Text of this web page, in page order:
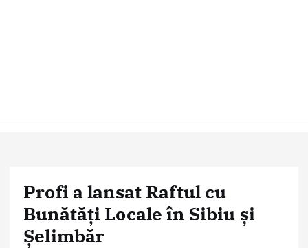
Profi a lansat Raftul cu
Bunătăți Locale în Sibiu și
Șelimbăr